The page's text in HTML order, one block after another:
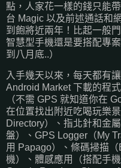
點，人家花一樣的錢只能
台 Magic 以及前述通話和
到飽將近兩年！比起一般
智慧型手機還是要搭配專
到八月底..）
入手幾天以來，每天都有
Android Market 下載的程
（不需 GPS 就知道你在
在位置找出附近吃喝玩樂
Directory）、指北針和金
盤）、GPS Logger（My
用 Papago）、條碼掃描
機）、體感應用（搭配手